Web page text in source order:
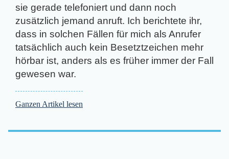
sie gerade telefoniert und dann noch
zusätzlich jemand anruft. Ich berichtete ihr,
dass in solchen Fällen für mich als Anrufer
tatsächlich auch kein Besetztzeichen mehr
hörbar ist, anders als es früher immer der Fall
gewesen war.
Ganzen Artikel lesen